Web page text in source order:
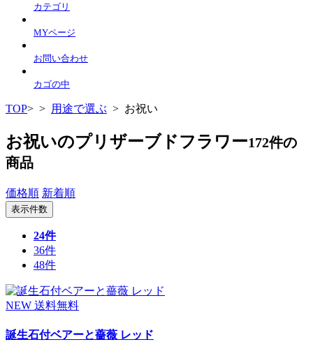
カテゴリ
MYページ
お問い合わせ
カゴの中
TOP> > 用途で選ぶ > お祝い
お祝いのプリザーブドフラワー172件の
商品
価格順 新着順
表示件数
24件
36件
48件
NEW 送料無料
誕生石付ベアーと薔薇 レッド